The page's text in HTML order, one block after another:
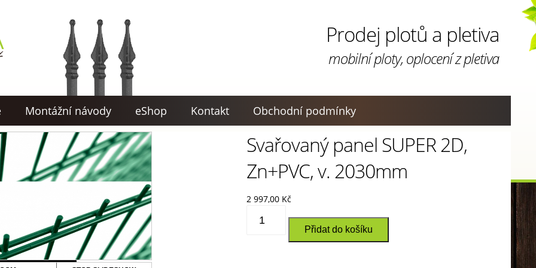
Prodej plotů a pletiva
mobilní ploty, oplocení z pletiva
Montážní návody eShop Kontakt Obchodní podmínky
Svařovaný panel SUPER 2D,
Zn+PVC, v. 2030mm
2 997,00 Kč
panel
Přidat do košíku